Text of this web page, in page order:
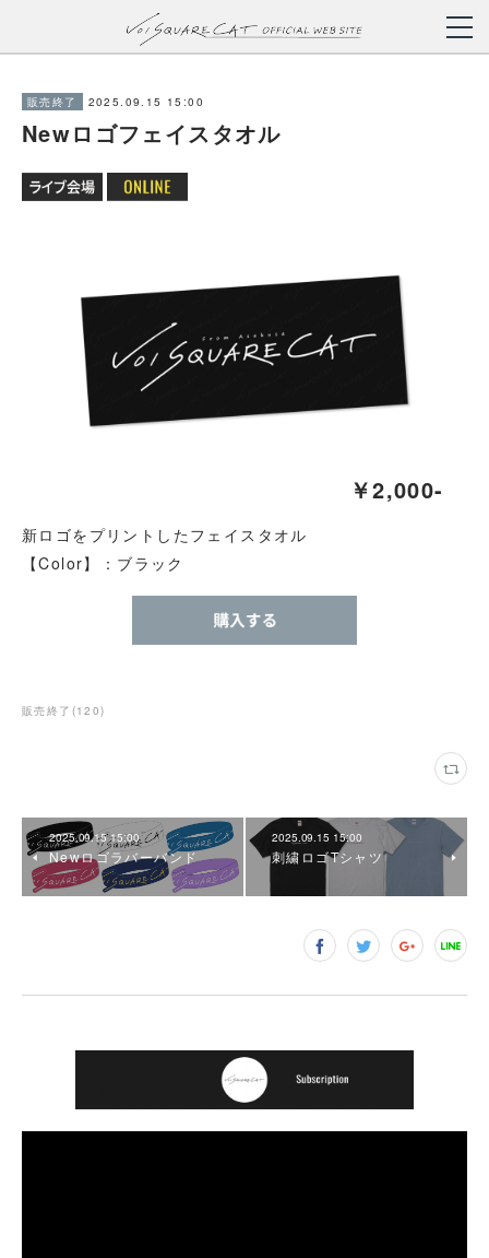
販売終了 2025.09.15 15:00
Newロゴフェイスタオル
￥2,000-
新ロゴをプリントしたフェイスタオル
【Color】：ブラック
販売終了 (120)
2025.09.15 15:00
Newロゴラバーバンド
2025.09.15 15:00
刺繍ロゴTシャツ